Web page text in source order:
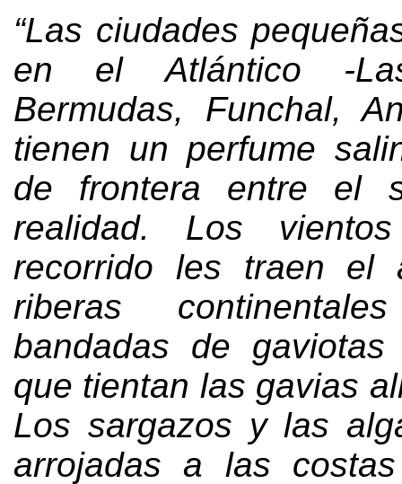
“Las ciudades
en el Atlántico -
Bermudas, Funchal,
tienen un perfume
de frontera entre el
realidad. Los
recorrido les traen el
riberas
bandadas de
que tientan las gavias
Los sargazos y las
arrojadas a las